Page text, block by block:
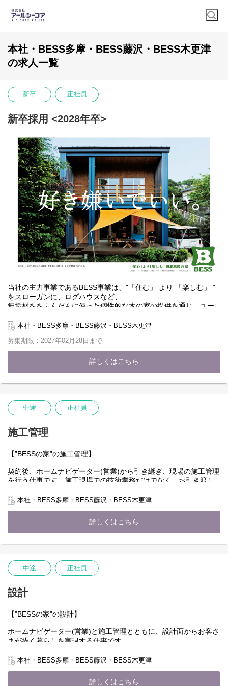
本社・BESS多摩・BESS藤沢・BESS木更津
の求人一覧
新卒 正社員
新卒採用 <2028年卒>
当社の主力事業であるBESS事業は、"「住む」 より 「楽しむ」 "
をスローガンに、ログハウスなど、
無垢材ををふんだんに使った個性的な木の家の提供を通じ、ユー
当社は創業以来、「消費社会が成熟しモノが豊かになったら、
“感性の時代”が来る」という捉え方を背景に、"感性マーケティン
グ"を推進してきました。
衣食住の「衣」や「食」と同じように、住宅においても機能では
BESSでは、広報宣伝、カタログ、LOGWAY（展示場）、営業スタ
イル、アフターサービス等々…
だくことを目指したスタイルを貫いています。
そして、そんなBESS事業を主宰するのが当社アールシーコアで
す。
アールシーコアは、マーケットは自分達でつくるものだと考えて
ログハウスからスタートしたBESS事業が、マーケティングから企
画、製造、販売、サービスを統合し、
住宅市場に新たなマーケットを創造したように、これからもいろ
んなジャンルで、いままで誰も気づいていない、
つぎの生活や歓びを生み出すマーケットをつくっていきたいと思
いままでにない「これから」を一緒に作っていきませんか？
本社・BESS多摩・BESS藤沢・BESS木更津
募集期限：2027年02月28日まで
詳しくはこちら
中途 正社員
施工管理
【”BESSの家”の施工管理】
契約後、ホームナビゲーター(営業)から引き継ぎ、現場の施工管理
を行う仕事です。施工現場での技術業務だけでなく、お引き渡し
お客さまと現場の職人、双方とのコミュニケーションスキルも求
められます。
◇ 建築現場における工程・安全・品質の管理監督業務全般
◇ 担当物件における予算・利益管理
◇ 協力工務店に対する技術指導
◇ 協力工務店の新規開拓
■働き方の特徴
・現場への移動用に社用車を貸与します。ご自宅近くの駐車場を
・事務作業等は、リモートワークや複数拠点（昭島市・藤沢市・
身の拠点として設定）
・所属は本社の技術部門です。週1回は本社（渋谷区）に出社し、
■キャリアパス
戸建住宅設計、特建事業部門（BtoBの大型木造建築）の施工管
本社・BESS多摩・BESS藤沢・BESS木更津
詳しくはこちら
中途 正社員
設計
【"BESSの家"の設計】
ホームナビゲーター(営業)と施工管理とともに、設計面からお客さ
まが描く暮らしを実現する仕事です。
ご用意しています。設計は、そのモデルプランをベースに、お客
さまの要望や建設地要件に合わせてアレンジを加えるスタイルで
す。物件ごとの設計・申請諸手続きを担当します。
本社・BESS多摩・BESS藤沢・BESS木更津
詳しくはこちら